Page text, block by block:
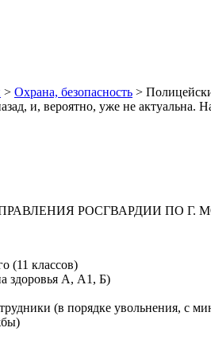
> Охрана, безопасность >
и, вероятно, уже не актуальна.
РОСГВАРДИИ ПО Г.
(11 классов)
здоровья А, А1, Б)
(в порядке увольнения, с